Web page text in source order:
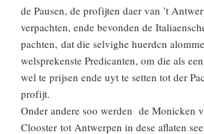
de Pausen, de profijten daer van ’t
verpachten, ende bevonden de
pachten, dat die selvighe huerdcn
welsprekenste Predicanten, om die als
wel te prijsen ende uyt te setten tot der
profijt.
Onder andere soo werden de Monicken
Clooster tot Antwerpen in dese aflaten